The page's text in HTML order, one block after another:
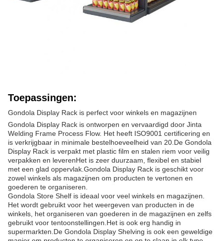
Toepassingen:
Gondola Display Rack is perfect voor winkels en magazijnen
Gondola Display Rack is ontworpen en vervaardigd door Jinta
Welding Frame Process Flow. Het heeft ISO9001 certificering en
is verkrijgbaar in minimale bestelhoeveelheid van 20.De Gondola
Display Rack is verpakt met plastic film en stalen riem voor veilig
verpakken en leverenHet is zeer duurzaam, flexibel en stabiel
met een glad oppervlak.Gondola Display Rack is geschikt voor
zowel winkels als magazijnen om producten te vertonen en
goederen te organiseren.
Gondola Store Shelf is ideaal voor veel winkels en magazijnen.
Het wordt gebruikt voor het weergeven van producten in de
winkels, het organiseren van goederen in de magazijnen en zelfs
gebruikt voor tentoonstellingen.Het is ook erg handig in
supermarkten.De Gondola Display Shelving is ook een geweldige